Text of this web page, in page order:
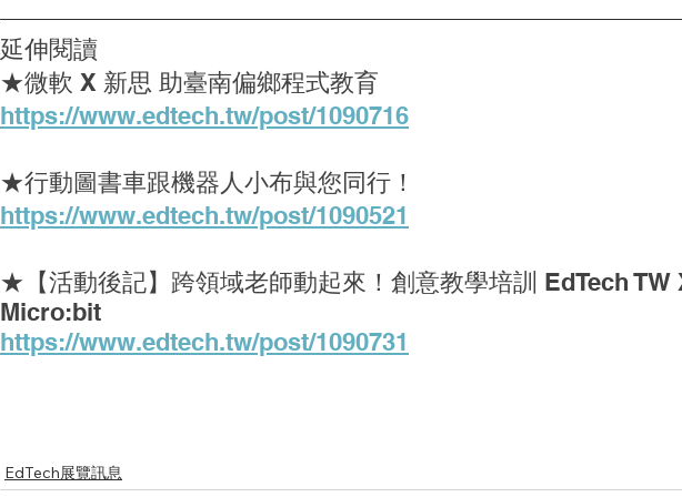
延伸閱讀
★微軟 X 新思 助臺南偏鄉程式教育
https://www.edtech.tw/post/1090716
★行動圖書車跟機器人小布與您同行！
https://www.edtech.tw/post/1090521
★ 【活動後記】跨領域老師動起來！創意教學培訓 EdTech
Micro:bit
https://www.edtech.tw/post/1090731
EdTech展覽訊息